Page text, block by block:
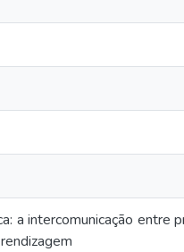
a intercomunicação entre